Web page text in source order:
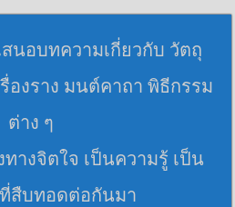
นอบทความเกี่ยวกับ วัตถุ
องราง มนต์คาถา พิธีกรรม
ต่าง ๆ
างจิตใจ เป็นความรู้ เป็น
สืบทอดต่อกันมา